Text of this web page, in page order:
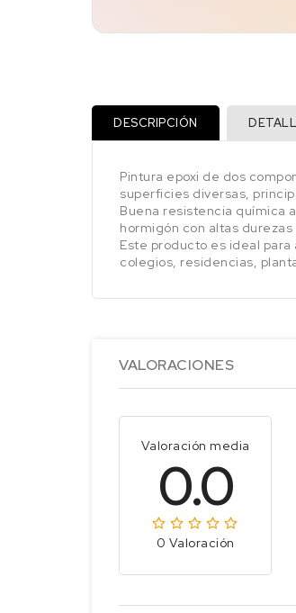
DESCRIPCIÓN
Pintura epoxi de dos
superficies diversas,
Buena resistencia química
hormigón con altas
Este producto es ideal
colegios, residencias,
VALORACIONES
Valoración media
0.0
0 Valoración